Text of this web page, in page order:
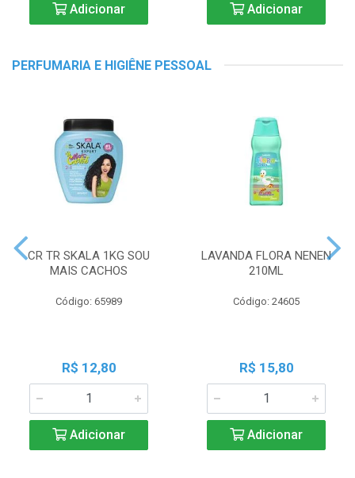
Adicionar Adicionar
PERFUMARIA E HIGIÊNE PESSOAL
CR TR SKALA 1KG SOU
MAIS CACHOS
Código: 65989
R$ 12,80
Adicionar
LAVANDA FLORA NENEN
210ML
Código: 24605
R$ 15,80
Adicionar